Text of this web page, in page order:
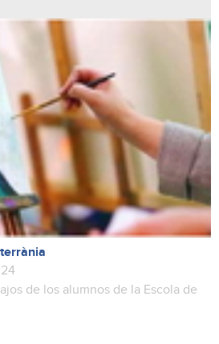
de los alumnos de la Escola de